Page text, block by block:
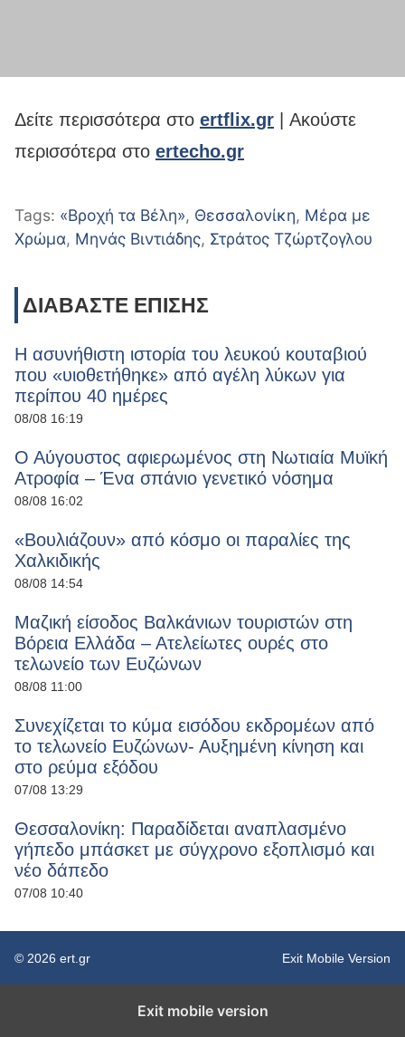
Δείτε περισσότερα στο ertflix.gr | Ακούστε
περισσότερα στο ertecho.gr
Tags: «Βροχή τα Βέλη», Θεσσαλονίκη, Μέρα με
Χρώμα, Μηνάς Βιντιάδης, Στράτος Τζώρτζογλου
ΔΙΑΒΑΣΤΕ ΕΠΙΣΗΣ
Η ασυνήθιστη ιστορία του λευκού κουταβιού
που «υιοθετήθηκε» από αγέλη λύκων για
περίπου 40 ημέρες
08/08 16:19
Ο Αύγουστος αφιερωμένος στη Νωτιαία Μυϊκή
Ατροφία – Ένα σπάνιο γενετικό νόσημα
08/08 16:02
«Βουλιάζουν» από κόσμο οι παραλίες της
Χαλκιδικής
08/08 14:54
Μαζική είσοδος Βαλκάνιων τουριστών στη
Βόρεια Ελλάδα – Ατελείωτες ουρές στο
τελωνείο των Ευζώνων
08/08 11:00
Συνεχίζεται το κύμα εισόδου εκδρομέων από
το τελωνείο Ευζώνων- Αυξημένη κίνηση και
στο ρεύμα εξόδου
07/08 13:29
Θεσσαλονίκη: Παραδίδεται αναπλασμένο
γήπεδο μπάσκετ με σύγχρονο εξοπλισμό και
νέο δάπεδο
07/08 10:40
© 2026 ert.gr Exit Mobile Version
Exit mobile version